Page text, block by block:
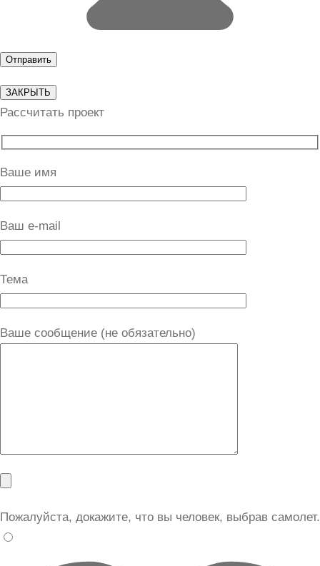
ЗАКРЫТЬ
Рассчитать проект
Ваше имя
Ваш e-mail
Тема
Ваше сообщение (не обязательно)
Пожалуйста, докажите, что вы человек, выбрав самолет.